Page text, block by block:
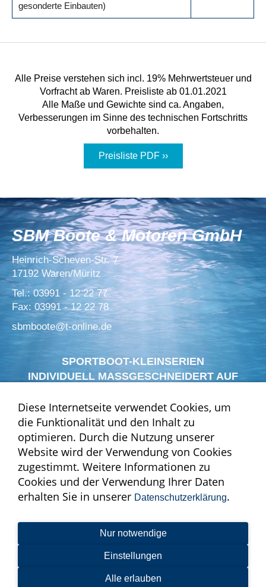
gesonderte Einbauten)
Alle Preise verstehen sich incl. 19% Mehrwertsteuer und
Vorfracht ab Waren. Preisliste ab 01.01.2021
Alle Maße und Gewichte sind ca. Angaben,
Verbesserungen im Sinne des technischen Fortschritts
vorbehalten.
Preisliste PDF ››
SBM Boote & Motoren GmbH
Heinrich-Scheven-Str. 7
17192 Waren/Müritz
Tel.: 03991 - 12 22 77
Fax: 03991 - 12 22 78
sbmboote@t-online.de
SPORTBOOT-KLEINSERIEN
INDIVIDUELL MASSGESCHNEIDERT AUF
Impressum
© 2025 Schmoock Design
Diese Internetseite verwendet Cookies, um
die Funktionalität und den Inhalt zu
optimieren. Durch die Nutzung unserer
Website wird der Verwendung von Cookies
zugestimmt. Weitere Informationen zu
Cookies und der Verwendung Ihrer Daten
erhalten Sie in unserer Datenschutzerklärung.
Nur notwendige
Einstellungen
Alle erlauben